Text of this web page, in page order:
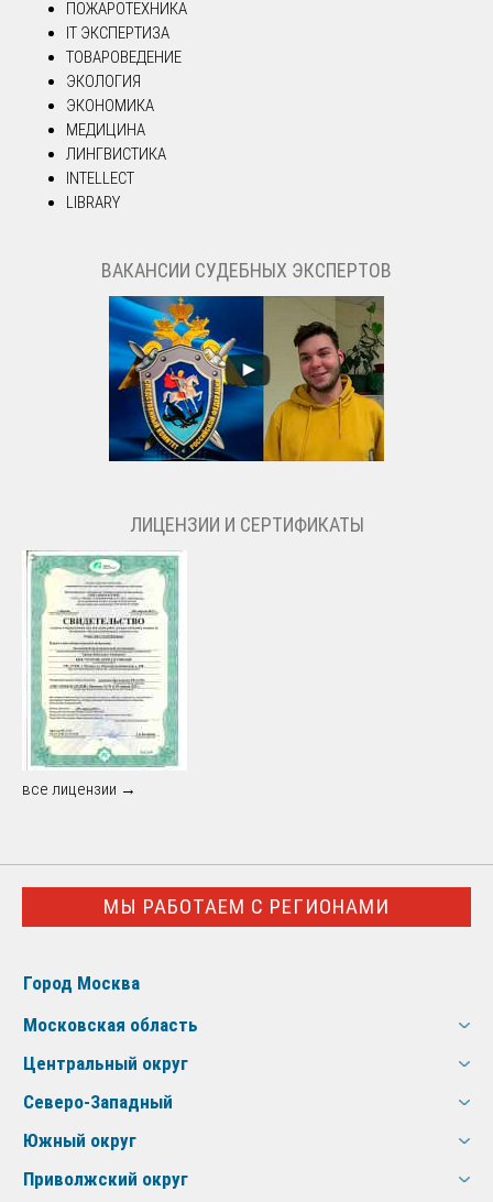
ПОЖАРОТЕХНИКА
IT ЭКСПЕРТИЗА
ТОВАРОВЕДЕНИЕ
ЭКОЛОГИЯ
ЭКОНОМИКА
МЕДИЦИНА
ЛИНГВИСТИКА
INTELLECT
LIBRARY
ВАКАНСИИ СУДЕБНЫХ ЭКСПЕРТОВ
ЛИЦЕНЗИИ И СЕРТИФИКАТЫ
все лицензии →
МЫ РАБОТАЕМ С РЕГИОНАМИ
Город Москва
Московская область
Центральный округ
Северо-Западный
Южный округ
Приволжский округ